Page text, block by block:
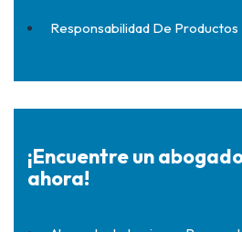
Responsabilidad De Productos
¡Encuentre un
ahora!